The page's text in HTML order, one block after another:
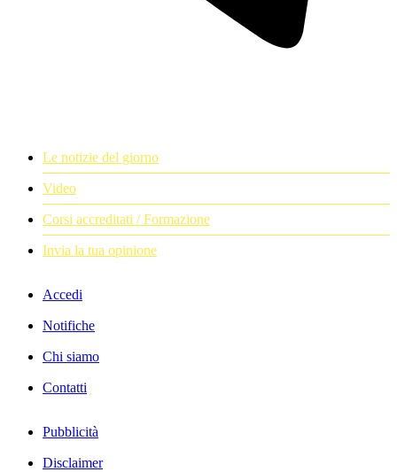
Le notizie del giorno
Video
Corsi accreditati / Formazione
Invia la tua opinione
Accedi
Notifiche
Chi siamo
Contatti
Pubblicità
Disclaimer